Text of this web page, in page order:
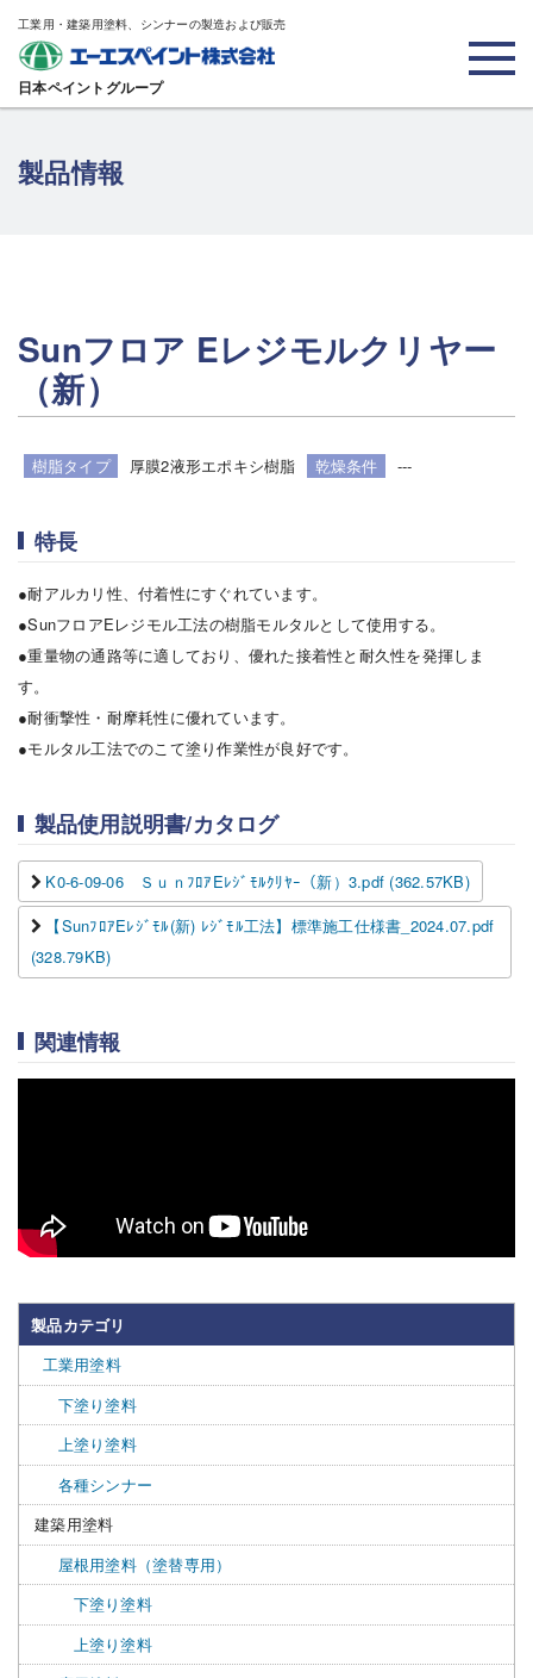
工業用・建築用塗料、シンナーの製造および販売
日本ペイントグループ
製品情報
Sunフロア Eレジモルクリヤー
（新）
樹脂タイプ 厚膜2液形エポキシ樹脂 乾燥条件 ---
特長
●耐アルカリ性、付着性にすぐれています。
●SunフロアEレジモル工法の樹脂モルタルとして使用する。
●重量物の通路等に適しており、優れた接着性と耐久性を発揮しま
す。
●耐衝撃性・耐摩耗性に優れています。
●モルタル工法でのこて塗り作業性が良好です。
製品使用説明書/カタログ
K0-6-09-06 ＳｕｎﾌﾛｱEﾚｼﾞﾓﾙｸﾘﾔｰ（新）3.pdf (362.57KB)
【SunﾌﾛｱEﾚｼﾞﾓﾙ(新) ﾚｼﾞﾓﾙ工法】標準施工仕様書_2024.07.pdf
(328.79KB)
関連情報
製品カテゴリ
工業用塗料
下塗り塗料
上塗り塗料
各種シンナー
建築用塗料
屋根用塗料（塗替専用）
下塗り塗料
上塗り塗料